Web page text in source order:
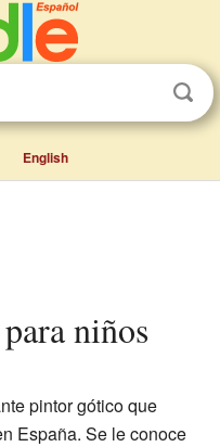
English
niños
pintor gótico que
España. Se le conoce